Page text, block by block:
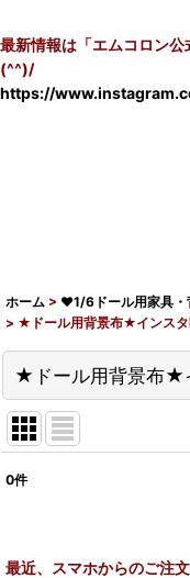
最新情報は「エムコロン
(^^)/
https://
ホーム > ♥1/6ドール用家具
> ★ドール用背景布★インスタ
★ドール用背景布★
0件
最近、スマホからのご注